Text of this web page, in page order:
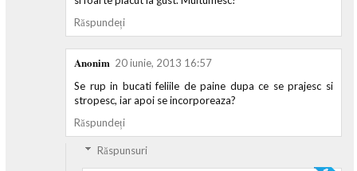
Răspundeți
Anonim 20 iunie, 2013 16:57
Se rup in bucati feliile de paine dupa ce se prajesc si
stropesc, iar apoi se incorporeaza?
Răspundeți
Răspunsuri